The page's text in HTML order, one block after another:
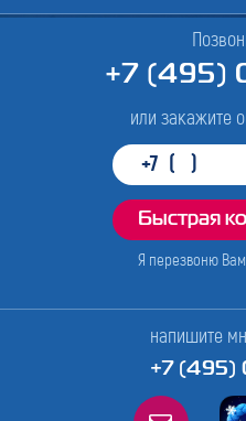
+7 (495)
или закажите
Я перезвоню
напишите
+7 (495)